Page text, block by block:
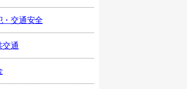
・交通安全
交通